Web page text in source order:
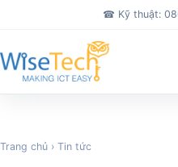
Bỏ qua đến nội dung chính
☎ Kỹ thuật:
Trang chủ › Tin tức